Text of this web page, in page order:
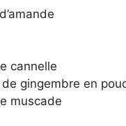
cannelle
gingembre en
muscade